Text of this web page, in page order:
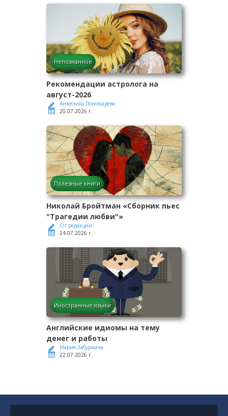
Непознанное
Рекомендации астролога на
август-2026
Анжелика Пономарёва
20.07.2026 г.
Полезные книги
Николай Бройтман «Сборник пьес
"Трагедии любви"»
От редакции
24.07.2026 г.
Иностранные языки
Английские идиомы на тему
денег и работы
Мария Забуркина
22.07.2026 г.